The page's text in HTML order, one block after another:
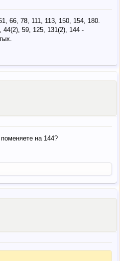
66, 78, 111, 113, 150, 154, 180.
59, 125, 131(2), 144 -
на 144?